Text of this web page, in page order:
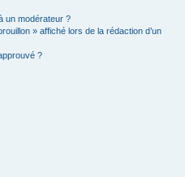
un modérateur ?
» affiché lors de la rédaction d’un
?